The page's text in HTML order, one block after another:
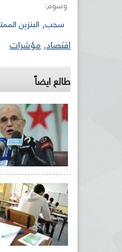
وسوم:
سحب, البنزين
اقتصاد, مؤشرات
طالع ايضاً